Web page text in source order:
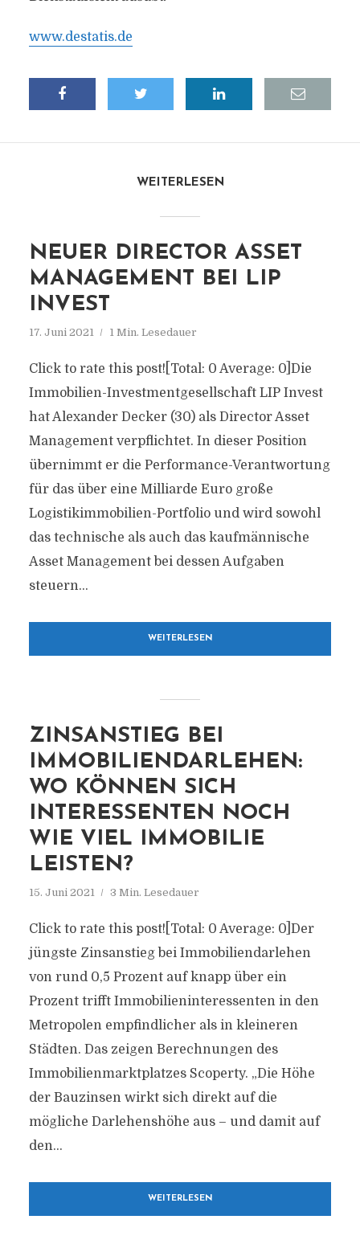
www.destatis.de
WEITERLESEN
NEUER DIRECTOR ASSET
MANAGEMENT BEI LIP
INVEST
17. Juni 2021 1 Min. Lesedauer
Click to rate this post![Total: 0 Average: 0]Die
Immobilien-Investmentgesellschaft LIP Invest
hat Alexander Decker (30) als Director Asset
Management verpflichtet. In dieser Position
übernimmt er die Performance-Verantwortung
für das über eine Milliarde Euro große
Logistikimmobilien-Portfolio und wird sowohl
das technische als auch das kaufmännische
Asset Management bei dessen Aufgaben
steuern...
WEITERLESEN
ZINSANSTIEG BEI
IMMOBILIENDARLEHEN:
WO KÖNNEN SICH
INTERESSENTEN NOCH
WIE VIEL IMMOBILIE
LEISTEN?
15. Juni 2021 3 Min. Lesedauer
Click to rate this post![Total: 0 Average: 0]Der
jüngste Zinsanstieg bei Immobiliendarlehen
von rund 0,5 Prozent auf knapp über ein
Prozent trifft Immobilieninteressenten in den
Metropolen empfindlicher als in kleineren
Städten. Das zeigen Berechnungen des
Immobilienmarktplatzes Scoperty. „Die Höhe
der Bauzinsen wirkt sich direkt auf die
mögliche Darlehenshöhe aus – und damit auf
den...
WEITERLESEN